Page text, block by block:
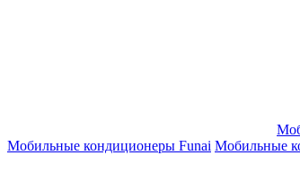
Мобильные кондиционеры Funai Мобильные